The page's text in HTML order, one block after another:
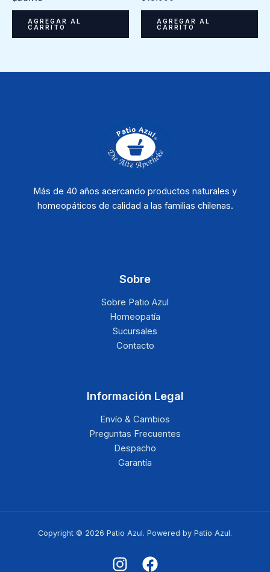
AGREGAR AL
CARRITO
AGREGAR AL
CARRITO
Más de 40 años acercando productos naturales y
homeopáticos de calidad a las familias chilenas.
Sobre
Sobre Patio Azul
Homeopatía
Sucursales
Contacto
Información Legal
Envío & Cambios
Preguntas Frecuentes
Despacho
Garantía
Copyright © 2026 Patio Azul. Powered by Patio Azul.